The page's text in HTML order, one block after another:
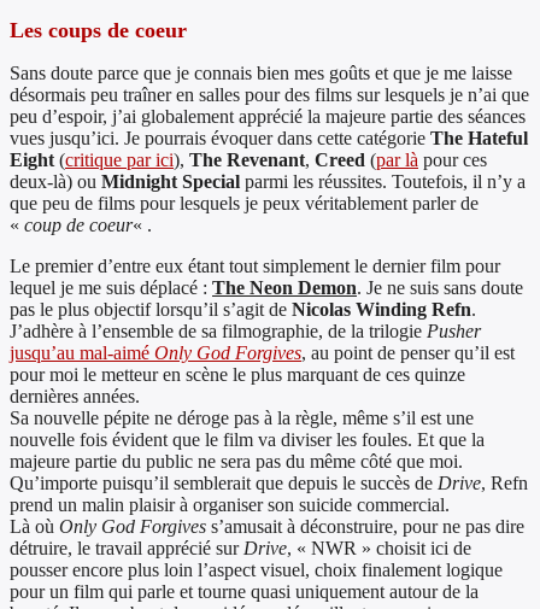
Les coups de coeur
Sans doute parce que je connais bien mes goûts et que je me laisse
désormais peu traîner en salles pour des films sur lesquels je n’ai que
peu d’espoir, j’ai globalement apprécié la majeure partie des séances
vues jusqu’ici. Je pourrais évoquer dans cette catégorie The Hateful
Eight (critique par ici), The Revenant, Creed (par là pour ces
deux-là) ou Midnight Special parmi les réussites. Toutefois, il n’y a
que peu de films pour lesquels je peux véritablement parler de
« coup de coeur« .
Le premier d’entre eux étant tout simplement le dernier film pour
lequel je me suis déplacé : The Neon Demon. Je ne suis sans doute
pas le plus objectif lorsqu’il s’agit de Nicolas Winding Refn.
J’adhère à l’ensemble de sa filmographie, de la trilogie Pusher
jusqu’au mal-aimé Only God Forgives, au point de penser qu’il est
pour moi le metteur en scène le plus marquant de ces quinze
dernières années.
Sa nouvelle pépite ne déroge pas à la règle, même s’il est une
nouvelle fois évident que le film va diviser les foules. Et que la
majeure partie du public ne sera pas du même côté que moi.
Qu’importe puisqu’il semblerait que depuis le succès de Drive, Refn
prend un malin plaisir à organiser son suicide commercial.
Là où Only God Forgives s’amusait à déconstruire, pour ne pas dire
détruire, le travail apprécié sur Drive, « NWR » choisit ici de
pousser encore plus loin l’aspect visuel, choix finalement logique
pour un film qui parle et tourne quasi uniquement autour de la